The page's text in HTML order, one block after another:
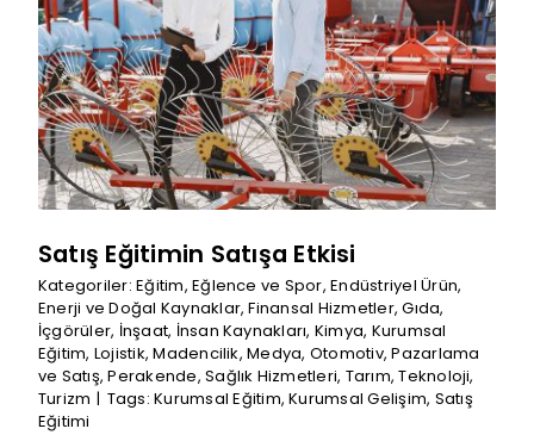
Satış Eğitimin Satışa Etkisi
Kategoriler:Eğitim,Eğlence ve Spor,Endüstriyel Ürün,
Enerji ve Doğal Kaynaklar,Finansal Hizmetler,Gıda,
İçgörüler, İnşaat, İnsan Kaynakları, Kimya, Kurumsal
Eğitim, Lojistik,Madencilik,Medya, Otomotiv,Pazarlama
ve Satış,Perakende,Sağlık Hizmetleri, Tarım,Teknoloji,
Turizm | Tags:Kurumsal Eğitim,Kurumsal Gelişim, Satış
Eğitimi